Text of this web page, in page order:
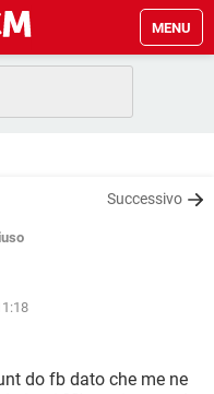
MENU
10
Successivo
do fb dato che me ne